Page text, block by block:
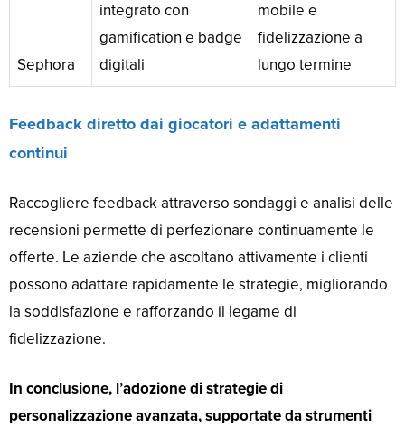
Sephora
integrato con
gamification e badge
digitali
mobile e
fidelizzazione a
lungo termine
Feedback diretto dai giocatori e adattamenti
continui
Raccogliere feedback attraverso sondaggi e analisi delle
recensioni permette di perfezionare continuamente le
offerte. Le aziende che ascoltano attivamente i clienti
possono adattare rapidamente le strategie, migliorando
la soddisfazione e rafforzando il legame di
fidelizzazione.
In conclusione, l’adozione di strategie di
personalizzazione avanzata, supportate da strumenti